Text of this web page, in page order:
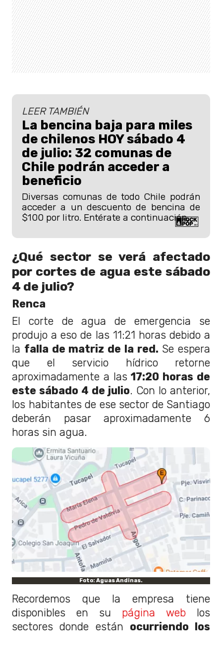
LEER TAMBIÉN
La bencina baja para miles
de chilenos HOY sábado 4
de julio: 32 comunas de
Chile podrán acceder a
beneficio
Diversas comunas de todo Chile podrán
acceder a un descuento de bencina de
$100 por litro. Entérate a continuación.
¿Qué sector se verá afectado
por cortes de agua este sábado
4 de julio?
Renca
El corte de agua de emergencia se
produjo a eso de las 11:21 horas debido a
la falla de matriz de la red. Se espera
que el servicio hídrico retorne
aproximadamente a las17:20 horas de
este sábado 4 de julio. Con lo anterior,
los habitantes de ese sector de Santiago
deberán pasar aproximadamente 6
horas sin agua.
Foto: Aguas Andinas.
Recordemos que la empresa tiene
disponibles en su página web los
sectores donde están ocurriendo los